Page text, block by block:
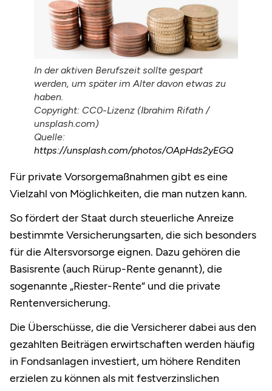
In der aktiven Berufszeit sollte gespart
werden, um später im Alter davon etwas zu
haben.
Copyright: CC0-Lizenz (Ibrahim Rifath /
unsplash.com)
Quelle:
https://unsplash.com/photos/OApHds2yEGQ
Für private Vorsorgemaßnahmen gibt es eine
Vielzahl von Möglichkeiten, die man nutzen kann.
So fördert der Staat durch steuerliche Anreize
bestimmte Versicherungsarten, die sich besonders
für die Altersvorsorge eignen. Dazu gehören die
Basisrente (auch Rürup-Rente genannt), die
sogenannte „Riester-Rente“ und die private
Rentenversicherung.
Die Überschüsse, die die Versicherer dabei aus den
gezahlten Beiträgen erwirtschaften werden häufig
in Fondsanlagen investiert, um höhere Renditen
erzielen zu können als mit festverzinslichen